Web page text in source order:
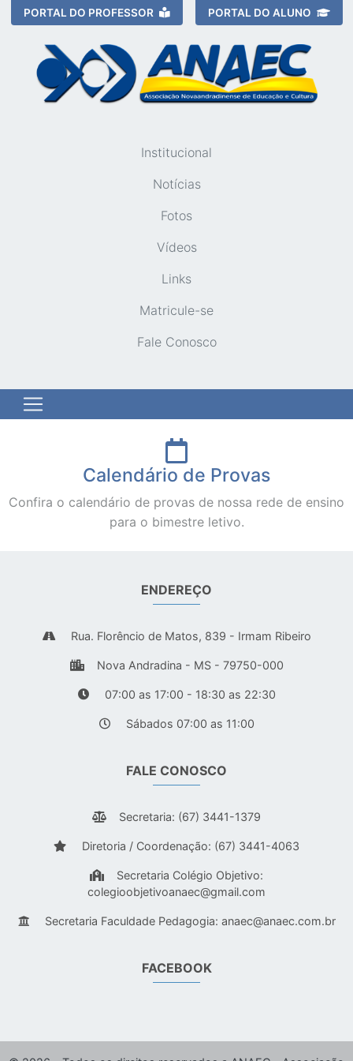
PORTAL DO PROFESSOR PORTAL DO ALUNO
Institucional
Notícias
Fotos
Vídeos
Links
Matricule-se
Fale Conosco
Calendário de Provas
Confira o calendário de provas de nossa rede de ensino
para o bimestre letivo.
ENDEREÇO
Rua. Florêncio de Matos, 839 - Irmam Ribeiro
Nova Andradina - MS - 79750-000
07:00 as 17:00 - 18:30 as 22:30
Sábados 07:00 as 11:00
FALE CONOSCO
Secretaria: (67) 3441-1379
Diretoria / Coordenação: (67) 3441-4063
Secretaria Colégio Objetivo:
colegioobjetivoanaec@gmail.com
Secretaria Faculdade Pedagogia: anaec@anaec.com.br
FACEBOOK